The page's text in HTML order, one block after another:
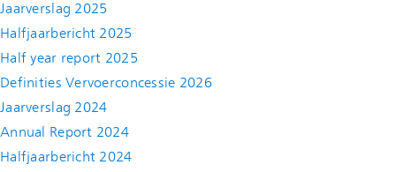
Jaarverslag 2025
Halfjaarbericht 2025
Half year report 2025
Definities Vervoerconcessie 2026
Jaarverslag 2024
Annual Report 2024
Halfjaarbericht 2024